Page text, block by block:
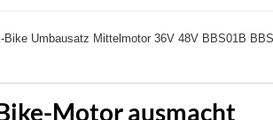
Bike Umbausatz Mittelmotor 36V 48V BBS01B
Motor ausmacht